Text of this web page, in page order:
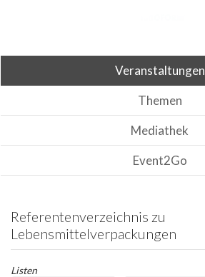
Veranstaltungen
Themen
Mediathek
Event2Go
Referentenverzeichnis zu
Lebensmittelverpackungen
Listen